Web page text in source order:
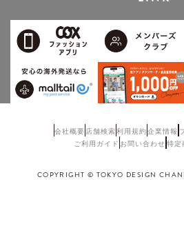
会社概要 店舗検索利用規約企業情報
ご利用ガイド お問い合わせ 特定
COPYRIGHT © TOKYO DESIGN